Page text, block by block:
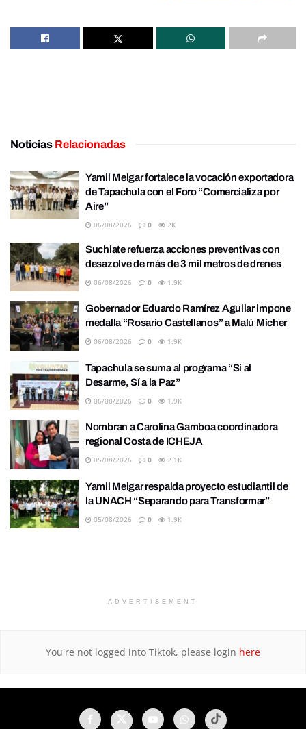
Noticias Relacionadas
Yamil Melgar fortalece la vocación exportadora
de Tapachula con el Foro “Comercializa por
Aire”
06/08/2026 0 2K
Suchiate refuerza acciones preventivas con
desazolve de más de 3 mil metros de drenes
06/08/2026 0 1.9K
Gobernador Eduardo Ramírez Aguilar impone
medalla “Rosario Castellanos” a Malú Mícher
06/08/2026 0 1.9K
Tapachula se suma al programa “Sí al
Desarme, Sí a la Paz”
06/08/2026 0 1.9K
Nombran a Carolina Gamboa coordinadora
regional Costa de ICHEJA
05/08/2026 0 2.1K
Yamil Melgar respalda proyecto estudiantil de
la UNACH “Separando para Transformar”
05/08/2026 0 1.9K
ADVERTISEMENT
You're not logged into Tiktok, please login here